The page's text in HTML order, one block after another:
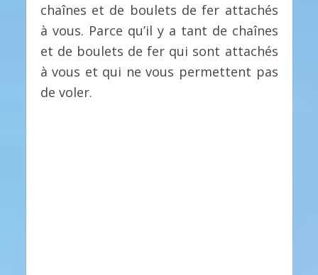
chaînes et de boulets de fer attachés
à vous. Parce qu’il y a tant de chaînes
et de boulets de fer qui sont attachés
à vous et qui ne vous permettent pas
de voler.